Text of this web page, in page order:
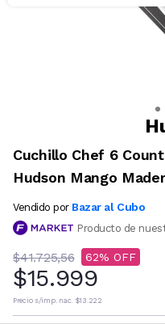
Cuchillo Chef 6
Hudson Mango
Vendido por Bazar al Cubo
Producto de
$41.725,56 62
$15.999
Precio s/imp. nac. $13.222